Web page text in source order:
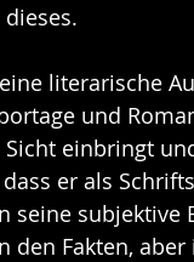
literarische
und
einbringt
er als
seine
Fakten, aber